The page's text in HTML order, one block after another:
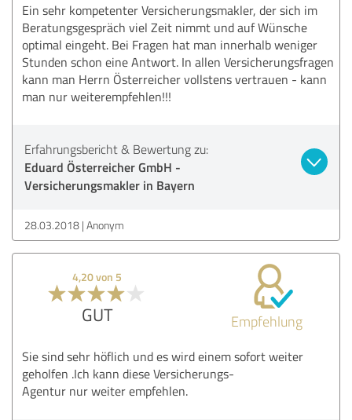
Ein sehr kompetenter Versicherungsmakler, der sich im
Beratungsgespräch viel Zeit nimmt und auf Wünsche
optimal eingeht. Bei Fragen hat man innerhalb weniger
Stunden schon eine Antwort. In allen Versicherungsfragen
kann man Herrn Österreicher vollstens vertrauen - kann
man nur weiterempfehlen!!!
Erfahrungsbericht & Bewertung zu:
Eduard Österreicher GmbH -
Versicherungsmakler in Bayern
28.03.2018 Anonym
4,20 von 5
GUT Empfehlung
Sie sind sehr höflich und es wird einem sofort weiter
geholfen .Ich kann diese Versicherungs-
Agentur nur weiter empfehlen.